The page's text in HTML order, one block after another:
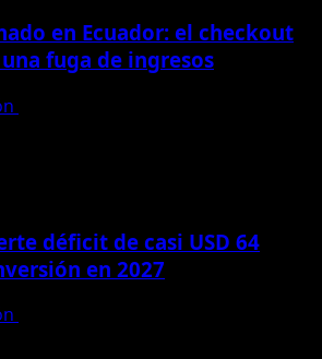
en Ecuador: el checkout
fuga de ingresos
déficit de casi USD 64
en 2027